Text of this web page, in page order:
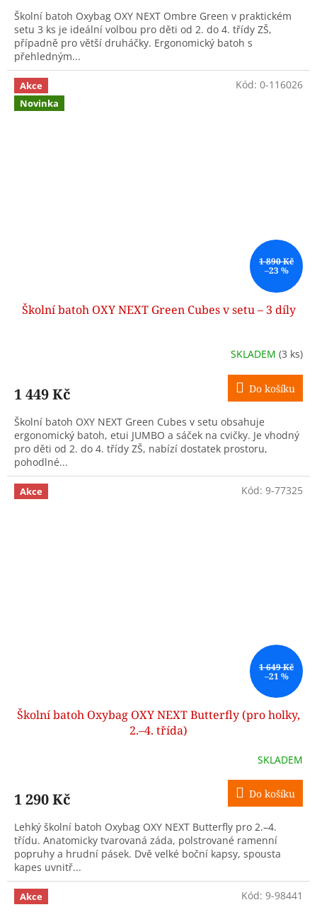
Školní batoh Oxybag OXY NEXT Ombre Green v praktickém
setu 3 ks je ideální volbou pro děti od 2. do 4. třídy ZŠ,
případně pro větší druháčky. Ergonomický batoh s
přehledným...
Akce
Novinka
1 890 Kč
–23 %
Školní batoh OXY NEXT Green Cubes v setu – 3 díly
SKLADEM (3 ks)
1 449 Kč Do košíku
Školní batoh OXY NEXT Green Cubes v setu obsahuje
ergonomický batoh, etui JUMBO a sáček na cvičky. Je vhodný
pro děti od 2. do 4. třídy ZŠ, nabízí dostatek prostoru,
pohodlné...
Kód: 0-116026
Akce
1 649 Kč
–21 %
Školní batoh Oxybag OXY NEXT Butterfly (pro holky,
2.–4. třída)
SKLADEM
1 290 Kč Do košíku
Lehký školní batoh Oxybag OXY NEXT Butterfly pro 2.–4.
třídu. Anatomicky tvarovaná záda, polstrované ramenní
popruhy a hrudní pásek. Dvě velké boční kapsy, spousta
kapes uvnitř...
Kód: 9-77325
Akce Kód: 9-98441